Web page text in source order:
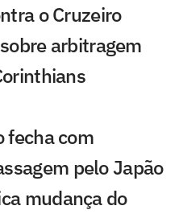
o Cruzeiro
arbitragem
fecha com
pelo Japão
mudança do